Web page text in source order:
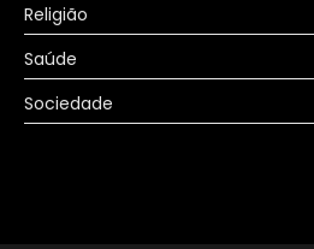
Religião
Saúde
Sociedade